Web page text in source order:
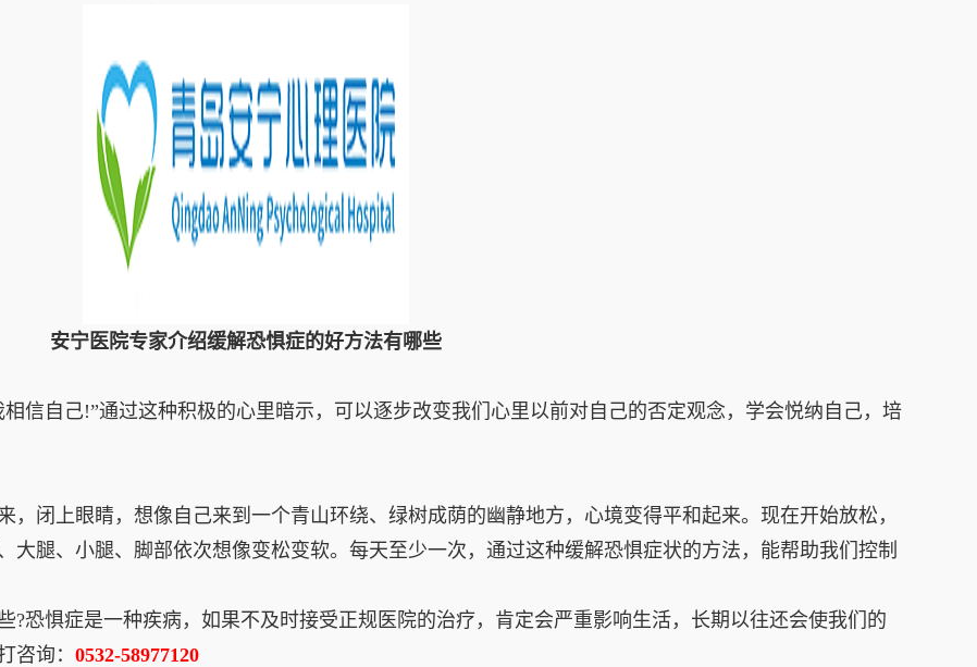
安宁医院专家介绍缓解恐惧症的好方法有哪些
自己!”通过这种积极的心里暗示，可以逐步改变我们心里以前对自己的否定观念，学会悦纳自己，培
上眼睛，想像自己来到一个青山环绕、绿树成荫的幽静地方，心境变得平和起来。现在开始放松，
大腿、小腿、脚部依次想像变松变软。每天至少一次，通过这种缓解恐惧症状的方法，能帮助我们控制
惧症是一种疾病，如果不及时接受正规医院的治疗，肯定会严重影响生活，长期以往还会使我们的
咨询：0532-58977120